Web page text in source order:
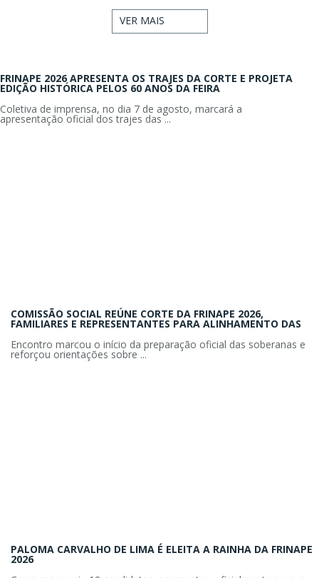
VER MAIS
FRINAPE 2026 APRESENTA OS TRAJES DA CORTE E PROJETA
EDIÇÃO HISTÓRICA PELOS 60 ANOS DA FEIRA
Coletiva de imprensa, no dia 7 de agosto, marcará a
apresentação oficial dos trajes das ...
COMISSÃO SOCIAL REÚNE CORTE DA FRINAPE 2026,
FAMILIARES E REPRESENTANTES PARA ALINHAMENTO DAS
Encontro marcou o início da preparação oficial das soberanas e
reforçou orientações sobre ...
PALOMA CARVALHO DE LIMA É ELEITA A RAINHA DA FRINAPE
2026